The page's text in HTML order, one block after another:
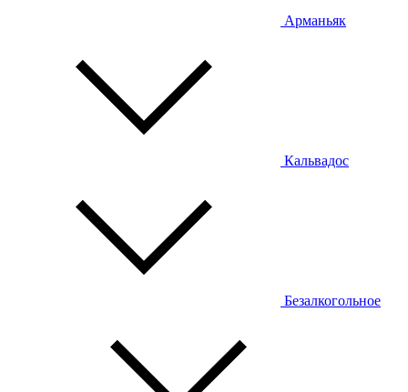
Арманьяк
Кальвадос
Безалкогольное